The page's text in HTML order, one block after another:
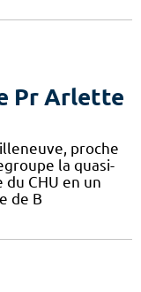
Pr Arlette
proche
la quasi-
CHU en un
de B